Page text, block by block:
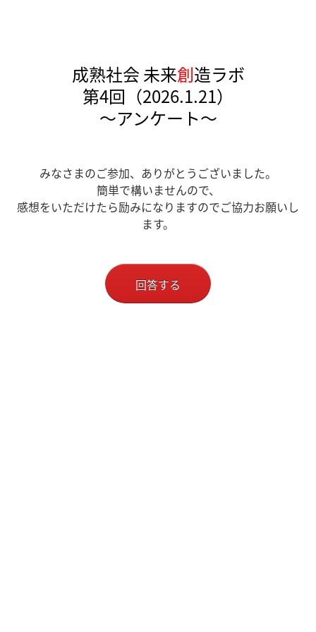
成熟社会 未来創造ラボ
第4回（2026.1.21）
～アンケート～
みなさまのご参加、ありがとうございました。
簡単で構いませんので、
感想をいただけたら励みになりますのでご協力お願いし
ます。
回答する